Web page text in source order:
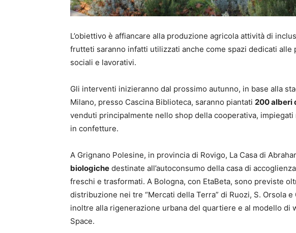
L’obiettivo è affiancare alla produzione agricola attività di
frutteti saranno infatti utilizzati anche come spazi dedicati
sociali e lavorativi.
Gli interventi inizieranno dal prossimo autunno, in base alla
Milano, presso Cascina Biblioteca, saranno piantati 200 alberi
venduti principalmente nello shop della cooperativa,
in confetture.
A Grignano Polesine, in provincia di Rovigo, La Casa di
biologiche destinate all’autoconsumo della casa di
freschi e trasformati. A Bologna, con EtaBeta, sono previste
distribuzione nei tre “Mercati della Terra” di Ruozi, S. Orsola
inoltre alla rigenerazione urbana del quartiere e al modello di
Space.